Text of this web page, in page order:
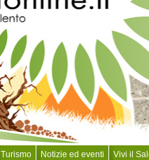
Turismo Notizie ed eventi Vivi il